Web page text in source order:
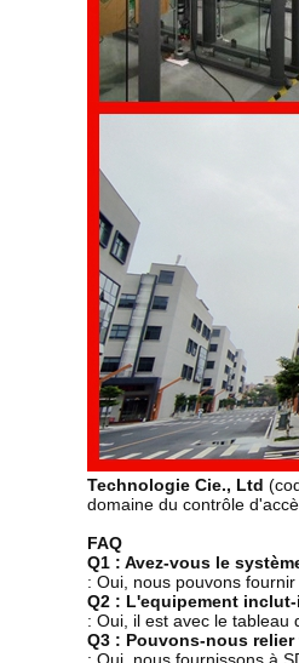
Technologie Cie., Ltd
domaine du contrôle
FAQ
Q1 : Avez-vous le
: Oui, nous pouvons
Q2 : L'equipement
: Oui, il est avec le tableau
Q3 : Pouvons-nous